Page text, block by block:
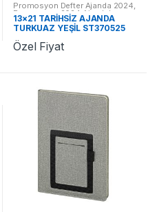
Promosyon Defter Ajanda 2024,
Promosyon 2024 Ajandalar
13×21 TARİHSİZ AJANDA
TURKUAZ YEŞİL ST370525
TY
Özel Fiyat